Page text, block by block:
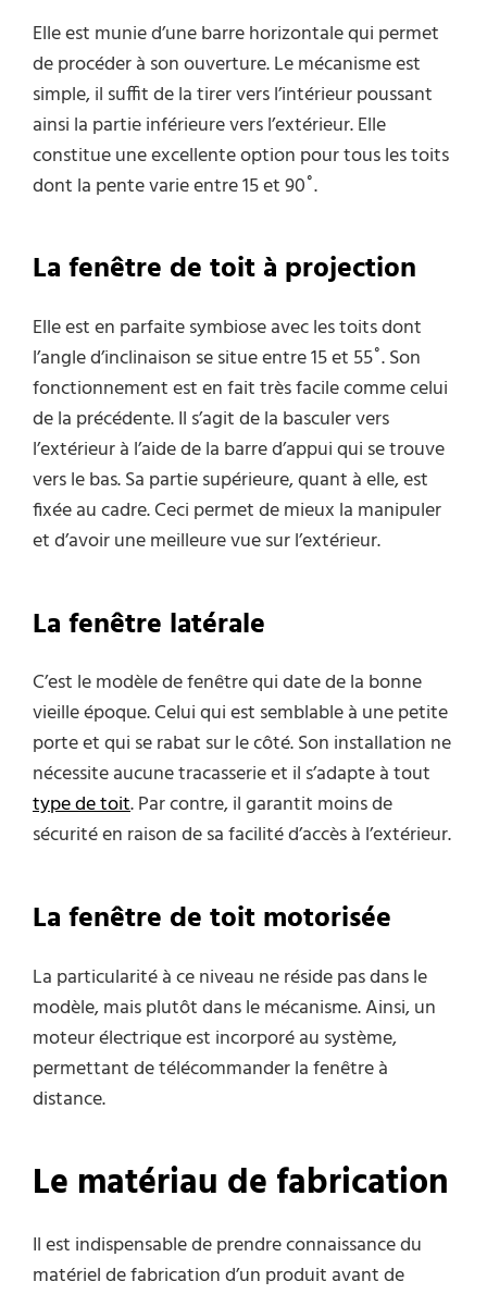
Elle est munie d’une barre horizontale qui permet
de procéder à son ouverture. Le mécanisme est
simple, il suffit de la tirer vers l’intérieur poussant
ainsi la partie inférieure vers l’extérieur. Elle
constitue une excellente option pour tous les toits
dont la pente varie entre 15 et 90˚.
La fenêtre de toit à projection
Elle est en parfaite symbiose avec les toits dont
l’angle d’inclinaison se situe entre 15 et 55˚. Son
fonctionnement est en fait très facile comme celui
de la précédente. Il s’agit de la basculer vers
l’extérieur à l’aide de la barre d’appui qui se trouve
vers le bas. Sa partie supérieure, quant à elle, est
fixée au cadre. Ceci permet de mieux la manipuler
et d’avoir une meilleure vue sur l’extérieur.
La fenêtre latérale
C’est le modèle de fenêtre qui date de la bonne
vieille époque. Celui qui est semblable à une petite
porte et qui se rabat sur le côté. Son installation ne
nécessite aucune tracasserie et il s’adapte à tout
type de toit. Par contre, il garantit moins de
sécurité en raison de sa facilité d’accès à l’extérieur.
La fenêtre de toit motorisée
La particularité à ce niveau ne réside pas dans le
modèle, mais plutôt dans le mécanisme. Ainsi, un
moteur électrique est incorporé au système,
permettant de télécommander la fenêtre à
distance.
Le matériau de fabrication
Il est indispensable de prendre connaissance du
matériel de fabrication d’un produit avant de